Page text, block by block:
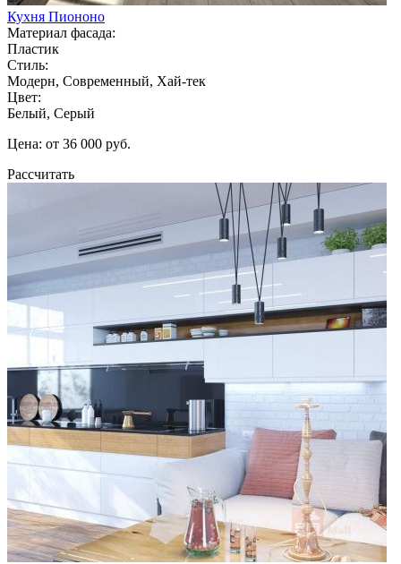
Кухня Пиононо
Материал фасада:
Пластик
Стиль:
Модерн, Современный, Хай-тек
Цвет:
Белый, Серый
Цена: от 36 000 руб.
Рассчитать